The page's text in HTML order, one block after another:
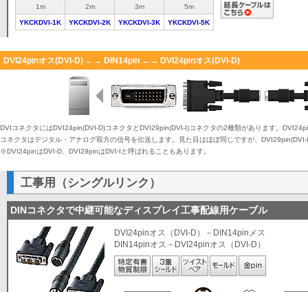
1m 2m 3m 5m
YKCKDVI-1K YKCKDVI-2K YKCKDVI-3K YKCKDVI-5K
DVI24pinオス(DVI-D) ←→ DIN14pin ←→ DVI24pinオス(DVI-D)
DVIコネクタにはDVI24pin(DVI-D)コネクタとDVI29pin(DVI-I)コネクタの2種類があります。
コネクタはデジタル・アナログ双方の信号を伝送します。見た目はほぼ同じですが、
※DVI24pinはDVI-D、DVI29pinはDVI-Iと呼ばれることもあります。
工事用（シングルリンク）
DINコネクタで中継可能なディスプレイ工事配線用ケーブル
DVI24pinオス（DVI-D）－DIN14pinメス
DIN14pinオス－DVI24pinオス（DVI-D）